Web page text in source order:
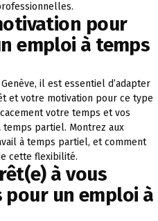
pour
emploi à temps
il est essentiel d’adapter
et votre motivation pour ce type
votre temps et vos
partiel. Montrez aux
à temps partiel, et comment
cette flexibilité.
à vous
pour un emploi à